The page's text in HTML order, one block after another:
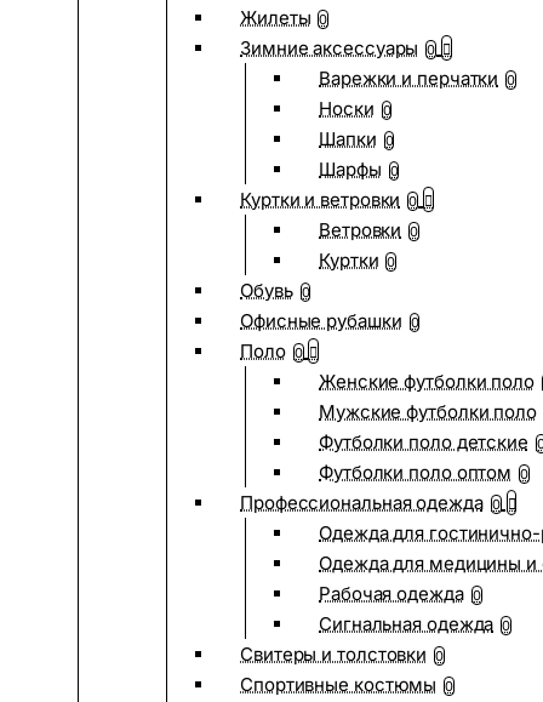
Жилеты 0
Зимние аксессуары 0
Варежки и перчатки 0
Носки 0
Шапки 0
Шарфы 0
Куртки и ветровки 0
Ветровки 0
Куртки 0
Обувь 0
Офисные рубашки 0
Поло 0
Женские футболки поло
Мужские футболки поло
Футболки поло детские
Футболки поло оптом 0
Профессиональная одежда 0
Одежда для
Одежда для медицины и
Рабочая одежда 0
Сигнальная одежда 0
Свитеры и толстовки 0
Спортивные костюмы 0